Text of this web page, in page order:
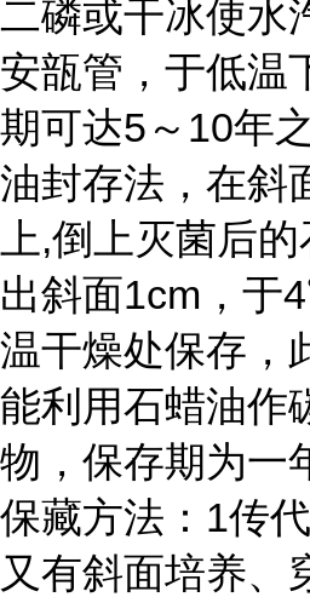
二磷或干冰使水
安瓿管，于低温
期可达5～10年之
油封存法，在斜
上,倒上灭菌后
出斜面1cm，于
温干燥处保存，
能利用石蜡油作
物，保存期为一
保藏方法： 1传
又有斜面培养、